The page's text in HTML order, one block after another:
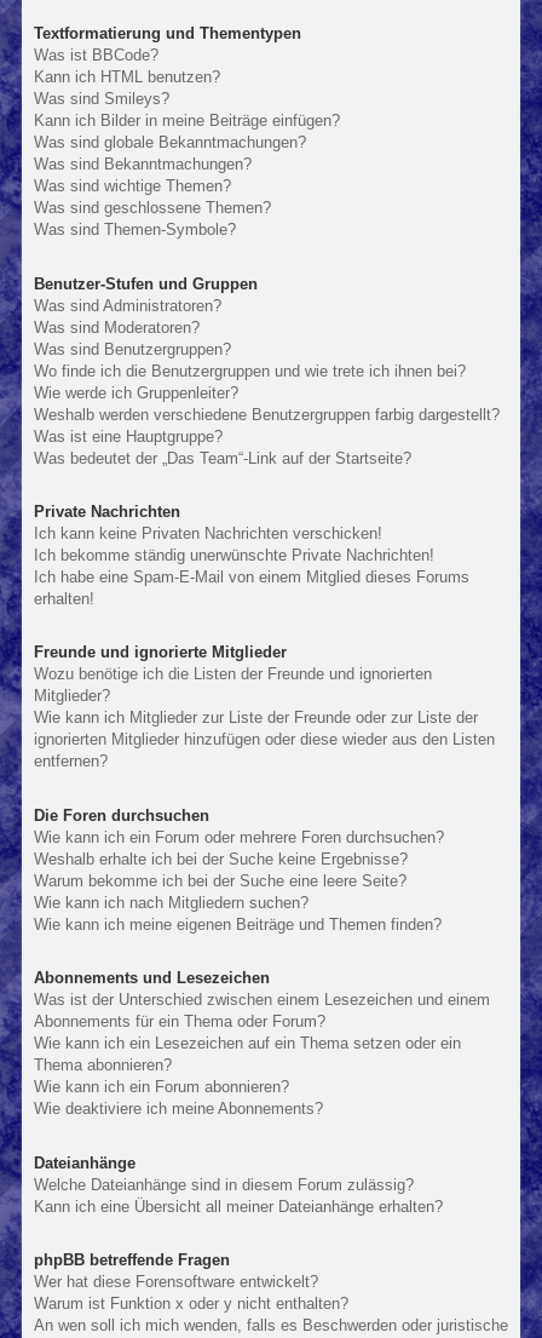
Textformatierung und Thementypen
Was ist BBCode?
Kann ich HTML benutzen?
Was sind Smileys?
Kann ich Bilder in meine Beiträge einfügen?
Was sind globale Bekanntmachungen?
Was sind Bekanntmachungen?
Was sind wichtige Themen?
Was sind geschlossene Themen?
Was sind Themen-Symbole?
Benutzer-Stufen und Gruppen
Was sind Administratoren?
Was sind Moderatoren?
Was sind Benutzergruppen?
Wo finde ich die Benutzergruppen und wie trete ich ihnen bei?
Wie werde ich Gruppenleiter?
Weshalb werden verschiedene Benutzergruppen farbig dargestellt?
Was ist eine Hauptgruppe?
Was bedeutet der „Das Team“-Link auf der Startseite?
Private Nachrichten
Ich kann keine Privaten Nachrichten verschicken!
Ich bekomme ständig unerwünschte Private Nachrichten!
Ich habe eine Spam-E-Mail von einem Mitglied dieses Forums
erhalten!
Freunde und ignorierte Mitglieder
Wozu benötige ich die Listen der Freunde und ignorierten
Mitglieder?
Wie kann ich Mitglieder zur Liste der Freunde oder zur Liste der
ignorierten Mitglieder hinzufügen oder diese wieder aus den Listen
entfernen?
Die Foren durchsuchen
Wie kann ich ein Forum oder mehrere Foren durchsuchen?
Weshalb erhalte ich bei der Suche keine Ergebnisse?
Warum bekomme ich bei der Suche eine leere Seite?
Wie kann ich nach Mitgliedern suchen?
Wie kann ich meine eigenen Beiträge und Themen finden?
Abonnements und Lesezeichen
Was ist der Unterschied zwischen einem Lesezeichen und einem
Abonnements für ein Thema oder Forum?
Wie kann ich ein Lesezeichen auf ein Thema setzen oder ein
Thema abonnieren?
Wie kann ich ein Forum abonnieren?
Wie deaktiviere ich meine Abonnements?
Dateianhänge
Welche Dateianhänge sind in diesem Forum zulässig?
Kann ich eine Übersicht all meiner Dateianhänge erhalten?
phpBB betreffende Fragen
Wer hat diese Forensoftware entwickelt?
Warum ist Funktion x oder y nicht enthalten?
An wen soll ich mich wenden, falls es Beschwerden oder juristische